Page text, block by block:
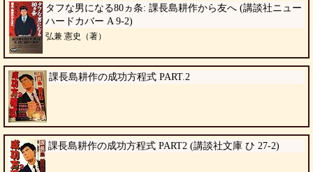
タフな男になる80ヵ条: 課長島耕作から友へ (講談社ニュー
ハードカバー A 9-2)
弘兼 憲史（著）
課長島耕作の成功方程式 PART.2
課長島耕作の成功方程式 PART2 (講談社文庫 ひ 27-2)